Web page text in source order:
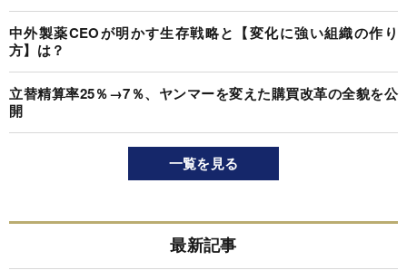
中外製薬CEOが明かす生存戦略と【変化に強い組織の作り
方】は？
立替精算率25％→7％、ヤンマーを変えた購買改革の全貌を公
開
一覧を見る
最新記事